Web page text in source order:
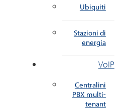
Ubiquiti
Stazioni di
energia
VoIP
Centralini
PBX multi-
tenant